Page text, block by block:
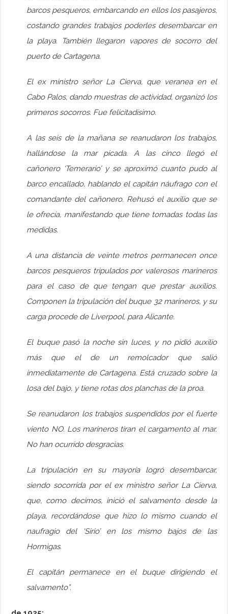
barcos pesqueros, embarcando en ellos los pasajeros,
costando grandes trabajos poderles desembarcar en
la playa. También llegaron vapores de socorro del
puerto de Cartagena.
El ex ministro señor La Cierva, que veranea en el
Cabo Palos, dando muestras de actividad, organizó los
primeros socorros. Fue felicitadísimo.
A las seis de la mañana se reanudaron los trabajos,
hallándose la mar picada. A las cinco llegó el
cañonero ‘Temerario’ y se aproximó cuanto pudo al
barco encallado, hablando el capitán náufrago con el
comandante del cañonero. Rehusó el auxilio que se
le ofrecía, manifestando que tiene tomadas todas las
medidas.
A una distancia de veinte metros permanecen once
barcos pesqueros tripulados por valerosos marineros
para el caso de que tengan que prestar auxilios.
Componen la tripulación del buque 32 marineros, y su
carga procede de Liverpool, para Alicante.
El buque pasó la noche sin luces, y no pidió auxilio
más que el de un remolcador que salió
inmediatamente de Cartagena. Está cruzado sobre la
losa del bajo, y tiene rotas dos planchas de la proa.
Se reanudaron los trabajos suspendidos por el fuerte
viento NO. Los marineros tiran el cargamento al mar.
No han ocurrido desgracias.
La tripulación en su mayoría logró desembarcar,
siendo socorrida por el ex ministro señor La Cierva,
que, como decimos, inició el salvamento desde la
playa, recordándose que hizo lo mismo cuando el
naufragio del ‘Sirio’ en los mismo bajos de las
Hormigas.
El capitán permanece en el buque dirigiendo el
salvamento”.